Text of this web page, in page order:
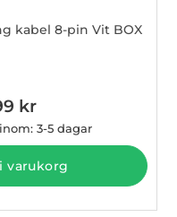
kabel 8-pin Vit BOX
kr
3-5 dagar
varukorg